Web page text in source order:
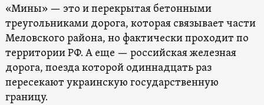
«Мины» — это и перекрытая бетонными
треугольниками дорога, которая связывает части
Меловского района, но фактически проходит по
территории РФ. А еще — российская железная
дорога, поезда которой одиннадцать раз
пересекают украинскую государственную
границу.